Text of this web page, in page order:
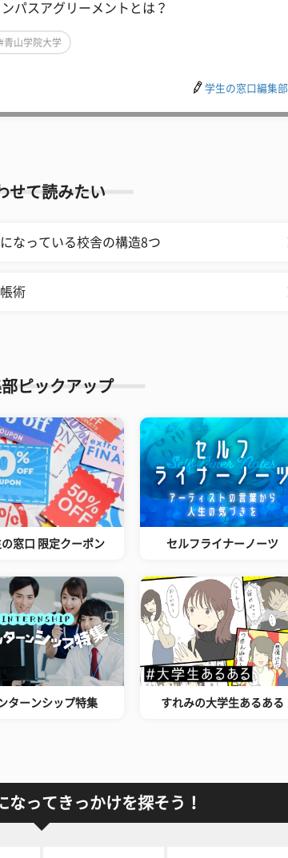
ンパスアグリーメントとは？
青山学院大学
学生の窓口編集部
せて読みたい
なっている校舎の構造8つ
術
ピックアップ
窓口 限定クーポン セルフライナーノーツ
ターンシップ特集 すれみの大学生あるある
なってきっかけを探そう！